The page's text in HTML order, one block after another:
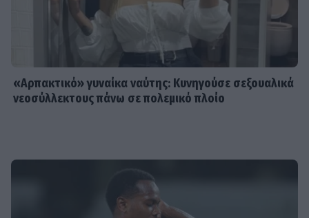
«Αρπακτικό» γυναίκα ναύτης: Κυνηγούσε σεξουαλικά
νεοσύλλεκτους πάνω σε πολεμικό πλοίο